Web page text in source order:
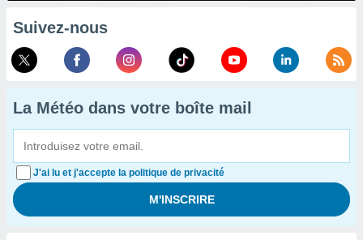
Suivez-nous
La Météo dans votre boîte mail
J'ai lu et j'accepte la politique de privacité